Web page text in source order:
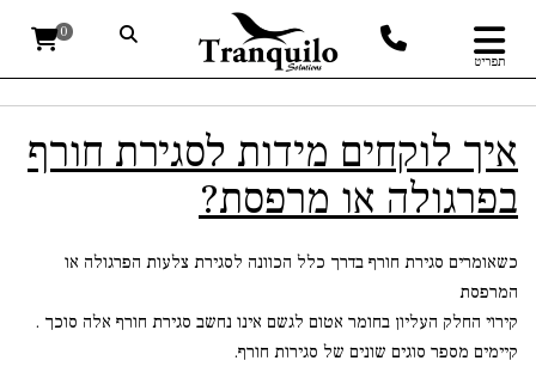
תפריט
0
איך לוקחים מידות לסגירת חורף
בפרגולה או מרפסת?
כשאומרים סגירת חורף בדרך כלל הכוונה לסגירת צלעות הפרגולה או
המרפסת
קירוי החלק העליון בחומר אטום לגשם אינו נחשב סגירת חורף אלה סוכך .
קיימים מספר סוגים שונים של סגירות חורף.